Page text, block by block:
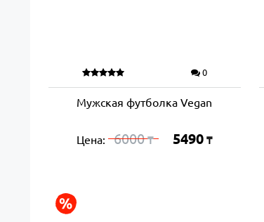
0
Мужская футболка Vegan
Цена: 6000₸ 5490 ₸